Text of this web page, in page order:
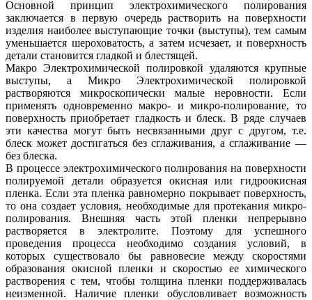
Основной принцип электрохимического полирования
заключается в первую очередь растворить на поверхности
изделия наиболее выступающие точки (выступы), тем самым
уменьшается шероховатость, а затем исчезает, и поверхность
детали становится гладкой и блестящей.
Макро Электрохимической полировкой удаляются крупные
выступы, а Микро Электрохимической полировкой
растворяются микроскопически малые неровности. Если
применять одновременно макро- и микро-полирование, то
поверхность приобретает гладкость и блеск. В ряде случаев
эти качества могут быть несвязанными друг с другом, т.е.
блеск может достигаться без сглаживания, а сглаживание —
без блеска.
В процессе электрохимического полирования на поверхности
полируемой детали образуется окисная или гидроокисная
пленка. Если эта пленка равномерно покрывает поверхность,
то она создает условия, необходимые для протекания микро-
полирования. Внешняя часть этой пленки непрерывно
растворяется в электролите. Поэтому для успешного
проведения процесса необходимо создания условий, в
которых существовало бы равновесие между скоростями
образования окисной пленки и скоростью ее химического
растворения с тем, чтобы толщина пленки поддерживалась
неизменной. Наличие пленки обусловливает возможность